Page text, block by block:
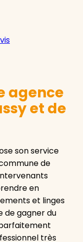
agence
et de
son service
de
en
et linges
de gagner du
très